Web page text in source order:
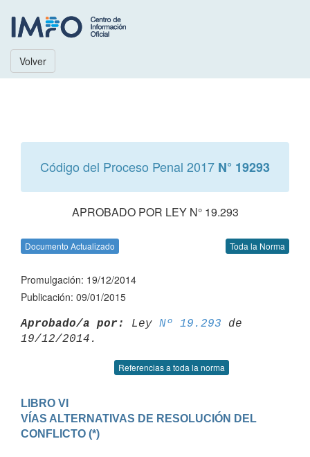
Volver
Código del Proceso Penal 2017 N° 19293
APROBADO POR LEY N° 19.293
Documento Actualizado Toda la Norma
Promulgación: 19/12/2014
Publicación: 09/01/2015
Aprobado/a por: Ley Nº 19.293 de
Referencias a toda la norma
LIBRO VI
VÍAS ALTERNATIVAS DE RESOLUCIÓN DEL